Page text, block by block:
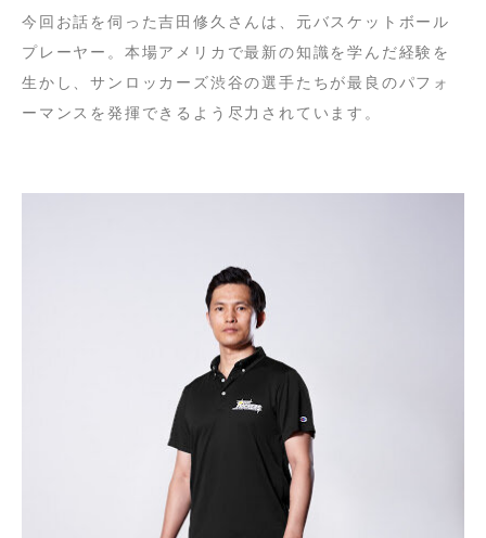
今回お話を伺った吉田修久さんは、元バスケットボール
プレーヤー。本場アメリカで最新の知識を学んだ経験を
生かし、サンロッカーズ渋谷の選手たちが最良のパフォ
ーマンスを発揮できるよう尽力されています。